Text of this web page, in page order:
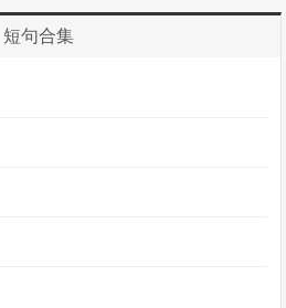
阳刚出来时清凉而略带寒
手伸进热水里一样热，这不
谁对谁错.
你知识渊博呢?”
短句合集